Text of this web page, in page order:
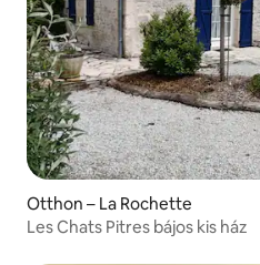
Otthon – La Rochette
Les Chats Pitres bájos kis ház